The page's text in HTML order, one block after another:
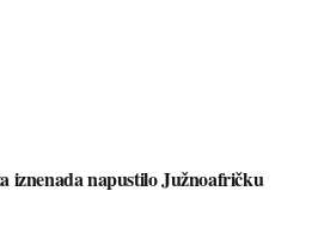
iznenada napustilo Južnoafričku